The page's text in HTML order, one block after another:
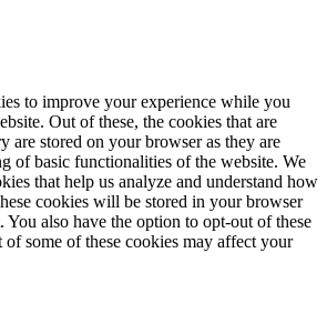
to improve your experience while you
Out of these, the cookies that are
are stored on your browser as they are
of basic functionalities of the website. We
that help us analyze and understand how
cookies will be stored in your browser
also have the option to opt-out of these
some of these cookies may affect your